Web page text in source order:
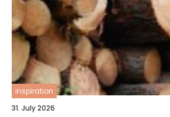
inspiration
31. July 2026